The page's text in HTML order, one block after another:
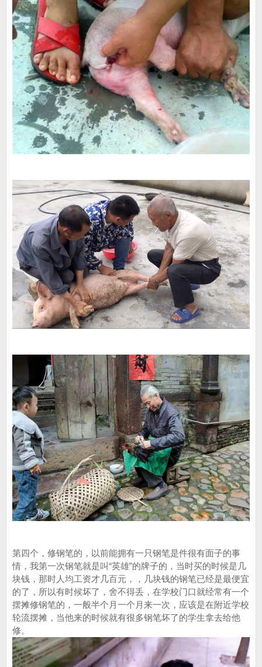
第四个，修钢笔的，以前能拥有一只钢笔是件很有面子的事
情，我第一次钢笔就是叫“英雄”的牌子的，当时买的时候是几
块钱，那时人均工资才几百元，，几块钱的钢笔已经是最便宜
的了，所以有时候坏了，舍不得丢，在学校门口就经常有一个
摆摊修钢笔的，一般半个月一个月来一次，应该是在附近学校
轮流摆摊，当他来的时候就有很多钢笔坏了的学生拿去给他
修。